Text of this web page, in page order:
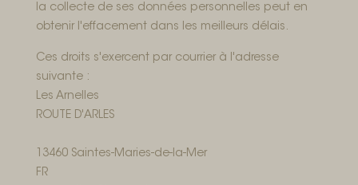
la collecte de ses données personnelles peut en
obtenir l'effacement dans les meilleurs délais.
Ces droits s'exercent par courrier à l'adresse
suivante :
Les Arnelles
ROUTE D'ARLES
13460 Saintes-Maries-de-la-Mer
FR